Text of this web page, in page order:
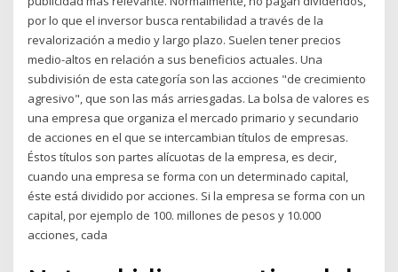
por lo que el inversor busca rentabilidad a través de la
revalorización a medio y largo plazo. Suelen tener precios
medio-altos en relación a sus beneficios actuales. Una
subdivisión de esta categoría son las acciones "de crecimiento
agresivo", que son las más arriesgadas. La bolsa de valores es
una empresa que organiza el mercado primario y secundario
de acciones en el que se intercambian títulos de empresas.
Éstos títulos son partes alícuotas de la empresa, es decir,
cuando una empresa se forma con un determinado capital,
éste está dividido por acciones. Si la empresa se forma con un
capital, por ejemplo de 100. millones de pesos y 10.000
acciones, cada